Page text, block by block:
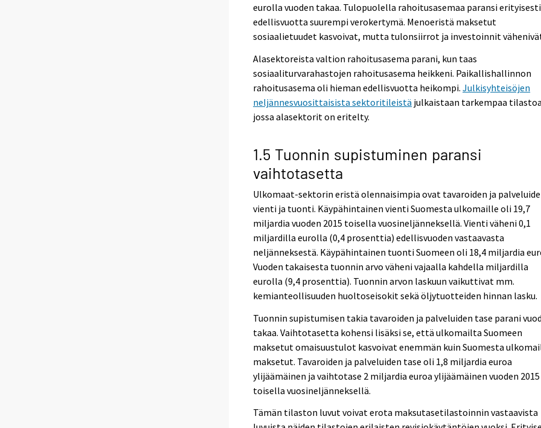
eurolla vuoden takaa. Tulopuolella rahoitusasemaa paransi erityisesti
edellisvuotta suurempi verokertymä. Menoeristä maksetut
sosiaalietuudet kasvoivat, mutta tulonsiirrot ja investoinnit
Alasektoreista valtion rahoitusasema parani, kun taas
sosiaaliturvarahastojen rahoitusasema heikkeni. Paikallishallinnon
rahoitusasema oli hieman edellisvuotta heikompi.Julkisyhteisöjen
neljännesvuosittaisista sektoritileistä julkaistaan tarkempaa
jossa alasektorit on eritelty.
1.5 Tuonnin supistuminen paransi
vaihtotasetta
Ulkomaat-sektorin eristä olennaisimpia ovat tavaroiden ja
vienti ja tuonti. Käypähintainen vienti Suomesta ulkomaille oli 19,7
miljardia vuoden 2015 toisella vuosineljänneksellä. Vienti väheni 0,1
miljardilla eurolla (0,4 prosenttia) edellisvuoden vastaavasta
neljänneksestä. Käypähintainen tuonti Suomeen oli 18,4 miljardia
Vuoden takaisesta tuonnin arvo väheni vajaalla kahdella miljardilla
eurolla (9,4 prosenttia). Tuonnin arvon laskuun vaikuttivat mm.
kemianteollisuuden huoltoseisokit sekä öljytuotteiden hinnan lasku.
Tuonnin supistumisen takia tavaroiden ja palveluiden tase parani
takaa. Vaihtotasetta kohensi lisäksi se, että ulkomailta Suomeen
maksetut omaisuustulot kasvoivat enemmän kuin Suomesta
maksetut. Tavaroiden ja palveluiden tase oli 1,8 miljardia euroa
ylijäämäinen ja vaihtotase 2 miljardia euroa ylijäämäinen vuoden 2015
toisella vuosineljänneksellä.
Tämän tilaston luvut voivat erota maksutasetilastoinnin vastaavista